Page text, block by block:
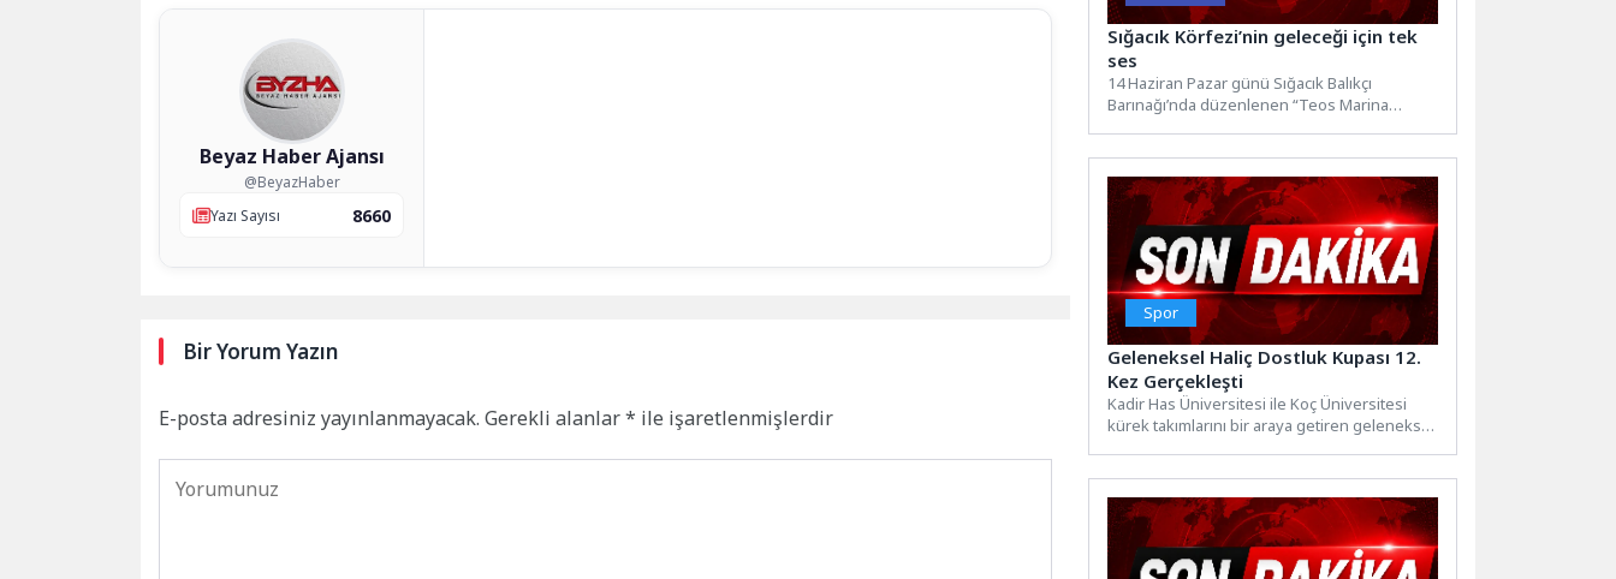
Beyaz Haber Ajansı
@BeyazHaber
Yazı Sayısı
8660
Bir Yorum Yazın
E-posta adresiniz yayınlanmayacak. Gerekli alanlar* ile işaretlenmişlerdir
Sığacık Körfezi’nin geleceği için tek
ses
14 Haziran Pazar günü Sığacık Balıkçı
Barınağı’nda düzenlenen “Teos Marina
Spor
Geleneksel Haliç Dostluk Kupası 12.
Kez Gerçekleşti
Kadir Has Üniversitesi ile Koç Üniversitesi
kürek takımlarını bir araya getiren geleneksel